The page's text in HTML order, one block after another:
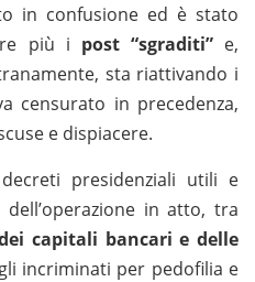
in confusione ed è stato
più i post “sgraditi”e,
sta riattivando i
censurato in precedenza,
e dispiacere.
presidenziali utili e
in atto, tra
capitali bancari e delle
incriminati per pedofilia e